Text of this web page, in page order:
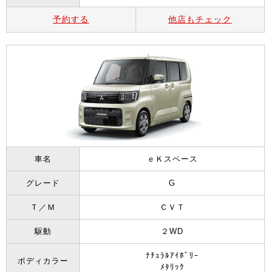
予約する 他店もチェック
車名 ｅＫスペース
グレード G
Ｔ／Ｍ ＣＶＴ
駆動 ２WD
ボディカラー
ﾅﾁｭﾗﾙｱｲﾎﾞﾘｰ
ﾒﾀﾘｯｸ